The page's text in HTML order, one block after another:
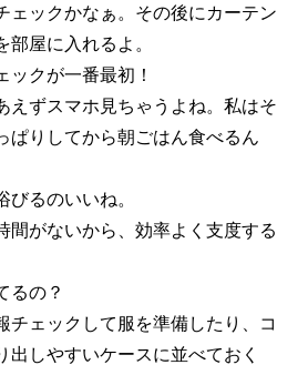
ェックかなぁ。その後にカーテン
屋に入れるよ。
ックが一番最初！
えずスマホ見ちゃうよね。私はそ
ぱりしてから朝ごはん食べるん
びるのいいね。
間がないから、効率よく支度する
るの？
チェックして服を準備したり、コ
出しやすいケースに並べておく